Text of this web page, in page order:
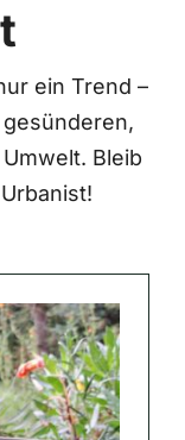
ein Trend –
Bleib